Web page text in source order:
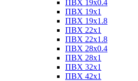
ПВХ 19x0.4
ПВХ 19х1
ПВХ 19х1.8
ПВХ 22х1
ПВХ 22х1.8
ПВХ 28х0.4
ПВХ 28х1
ПВХ 32x1
ПВХ 42х1